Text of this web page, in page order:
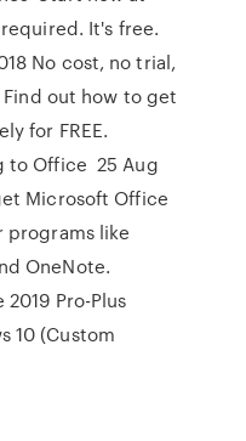
It's free.
No cost, no trial,
out how to get
for FREE.
to Office 25 Aug
Microsoft Office
programs like
OneNote.
Pro-Plus
10 (Custom